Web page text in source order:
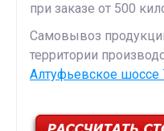
при заказе от 500
Самовывоз
территории
Алтуфьевское шоссе